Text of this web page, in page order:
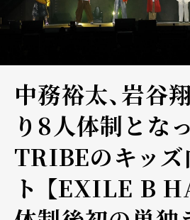
中務裕太、岩谷
り8人体制とな
TRIBEのキッズ
ト 【EXILE B